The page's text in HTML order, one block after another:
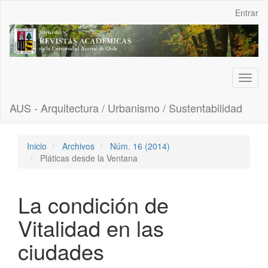
Contenido
principal
Barra
Entrar
AUS - Arquitectura / Urbanismo / Sustentabilidad
Inicio Archivos
Núm. 16 (2014)
Pláticas desde la Ventana
La condición de
Vitalidad en las
ciudades